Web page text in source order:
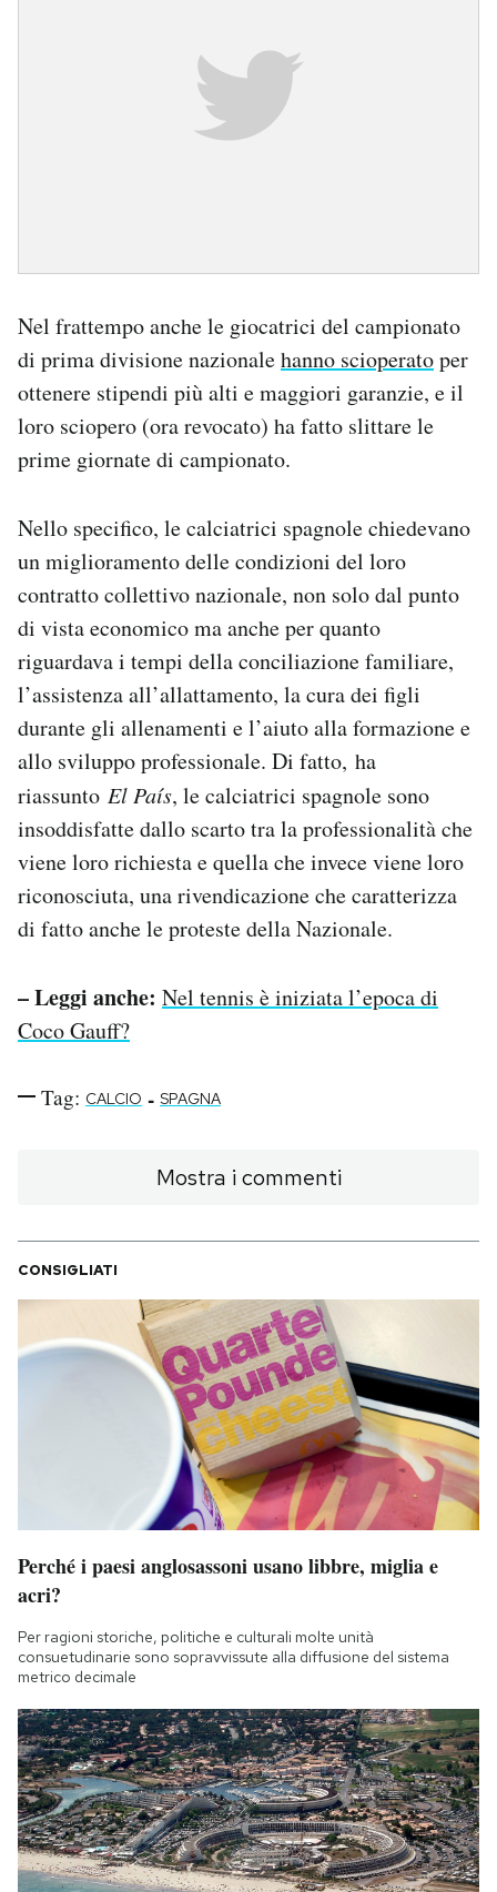
Nel frattempo anche le giocatrici del campionato
di prima divisione nazionalehanno scioperatoper
ottenere stipendi più alti e maggiori garanzie, e il
loro sciopero (ora revocato) ha fatto slittare le
prime giornate di campionato.
Nello specifico, le calciatrici spagnole chiedevano
un miglioramento delle condizioni del loro
contratto collettivo nazionale, non solo dal punto
di vista economico ma anche per quanto
riguardava i tempi della conciliazione familiare,
l’assistenza all’allattamento, la cura dei figli
durante gli allenamenti e l’aiuto alla formazione e
allo sviluppo professionale. Di fatto, ha
riassunto El País, le calciatrici spagnole sono
insoddisfatte dallo scarto tra la professionalità che
viene loro richiesta e quella che invece viene loro
riconosciuta, una rivendicazione che caratterizza
di fatto anche le proteste della Nazionale.
– Leggi anche: Nel tennis è iniziata l’epoca di
Coco Gauff?
Tag: CALCIO - SPAGNA
Mostra i commenti
CONSIGLIATI
Perché i paesi anglosassoni usano libbre, miglia e
acri?
Per ragioni storiche, politiche e culturali molte unità
consuetudinarie sono sopravvissute alla diffusione del sistema
metrico decimale